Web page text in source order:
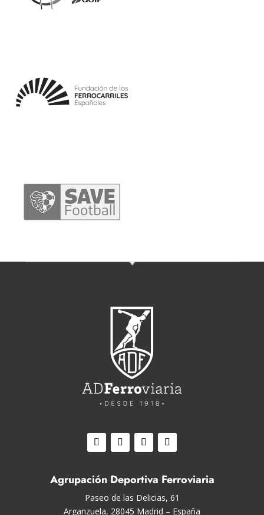
Agrupación Deportiva Ferroviaria
Paseo de las Delicias, 61
Arganzuela, 28045 Madrid – España